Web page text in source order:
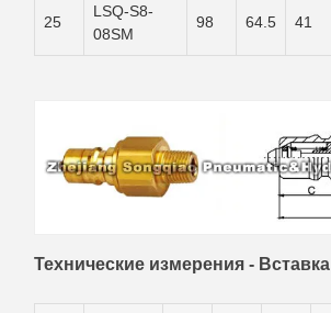
25
LSQ-S8-
08SM
98 64.5 41
Технические измерения - Вставка